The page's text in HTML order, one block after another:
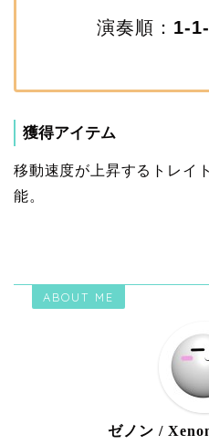
演奏順： 1-
獲得アイテム
移動速度が上昇するトレイ
能。
ABOUT ME
ゼノン /